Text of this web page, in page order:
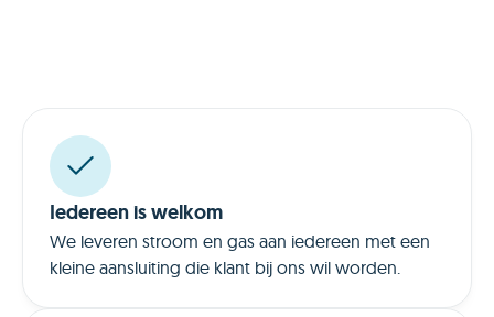
Iedereen is welkom
We leveren stroom en gas aan iedereen met een
kleine aansluiting die klant bij ons wil worden.